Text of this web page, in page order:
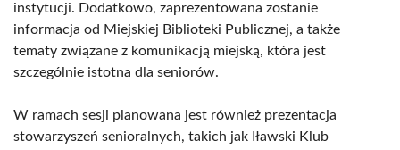
instytucji. Dodatkowo, zaprezentowana zostanie
informacja od Miejskiej Biblioteki Publicznej, a także
tematy związane z komunikacją miejską, która jest
szczególnie istotna dla seniorów.
W ramach sesji planowana jest również prezentacja
stowarzyszeń senioralnych, takich jak Iławski Klub